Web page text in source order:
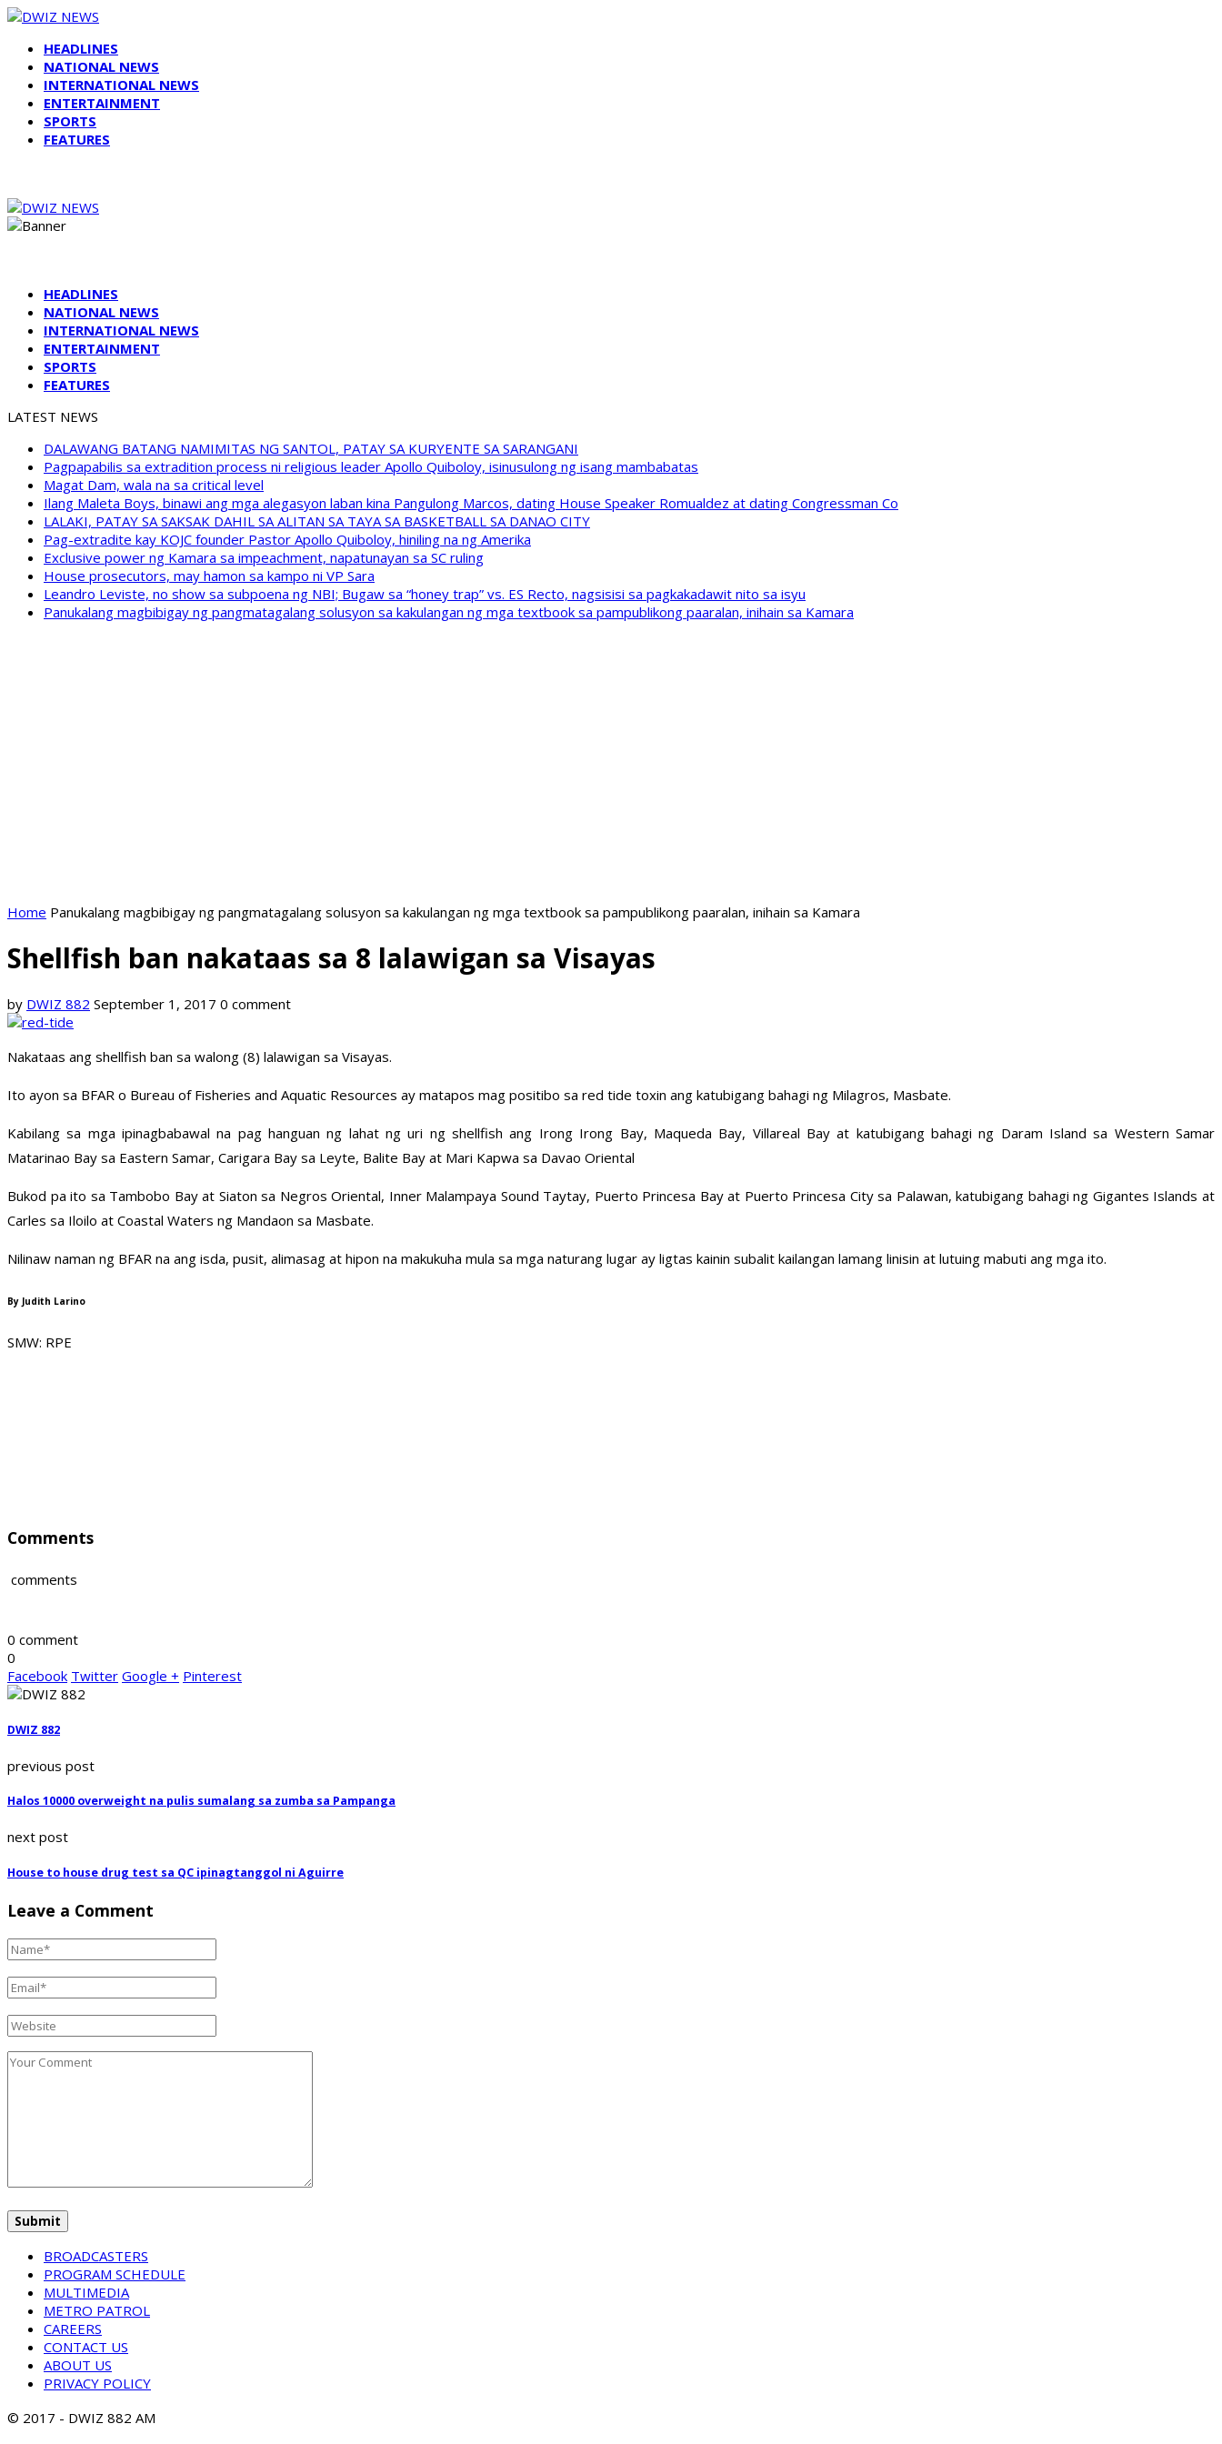
HEADLINES
NATIONAL NEWS
INTERNATIONAL NEWS
ENTERTAINMENT
SPORTS
FEATURES
HEADLINES
NATIONAL NEWS
INTERNATIONAL NEWS
ENTERTAINMENT
SPORTS
FEATURES
LATEST NEWS
DALAWANG BATANG NAMIMITAS NG SANTOL, PATAY SA KURYENTE SA SARANGANI
Pagpapabilis sa extradition process ni religious leader Apollo Quiboloy, isinusulong ng isang mambabatas
Magat Dam, wala na sa critical level
Ilang Maleta Boys, binawi ang mga alegasyon laban kina Pangulong Marcos, dating House Speaker Romualdez at dating Congressman Co
LALAKI, PATAY SA SAKSAK DAHIL SA ALITAN SA TAYA SA BASKETBALL SA DANAO CITY
Pag-extradite kay KOJC founder Pastor Apollo Quiboloy, hiniling na ng Amerika
Exclusive power ng Kamara sa impeachment, napatunayan sa SC ruling
House prosecutors, may hamon sa kampo ni VP Sara
Leandro Leviste, no show sa subpoena ng NBI; Bugaw sa “honey trap” vs. ES Recto, nagsisisi sa pagkakadawit nito sa isyu
Panukalang magbibigay ng pangmatagalang solusyon sa kakulangan ng mga textbook sa pampublikong paaralan, inihain sa Kamara
Home Panukalang magbibigay ng pangmatagalang solusyon sa kakulangan ng mga textbook sa pampublikong paaralan, inihain sa Kamara
Shellfish ban nakataas sa 8 lalawigan sa Visayas
by DWIZ 882 September 1, 2017 0 comment
Nakataas ang shellfish ban sa walong (8) lalawigan sa Visayas.
Ito ayon sa BFAR o Bureau of Fisheries and Aquatic Resources ay matapos mag positibo sa red tide toxin ang katubigang bahagi ng Milagros, Masbate.
Kabilang sa mga ipinagbabawal na pag hanguan ng lahat ng uri ng shellfish ang Irong Irong Bay, Maqueda Bay, Villareal Bay at katubigang bahagi ng Daram Island sa Western Samar
Matarinao Bay sa Eastern Samar, Carigara Bay sa Leyte, Balite Bay at Mari Kapwa sa Davao Oriental
Bukod pa ito sa Tambobo Bay at Siaton sa Negros Oriental, Inner Malampaya Sound Taytay, Puerto Princesa Bay at Puerto Princesa City sa Palawan, katubigang bahagi ng Gigantes Islands at
Carles sa Iloilo at Coastal Waters ng Mandaon sa Masbate.
Nilinaw naman ng BFAR na ang isda, pusit, alimasag at hipon na makukuha mula sa mga naturang lugar ay ligtas kainin subalit kailangan lamang linisin at lutuing mabuti ang mga ito.
By Judith Larino
SMW: RPE
Comments
comments
0 comment
0
Facebook Twitter Google + Pinterest
DWIZ 882
previous post
Halos 10000 overweight na pulis sumalang sa zumba sa Pampanga
next post
House to house drug test sa QC ipinagtanggol ni Aguirre
Leave a Comment
BROADCASTERS
PROGRAM SCHEDULE
MULTIMEDIA
METRO PATROL
CAREERS
CONTACT US
ABOUT US
PRIVACY POLICY
© 2017 - DWIZ 882 AM